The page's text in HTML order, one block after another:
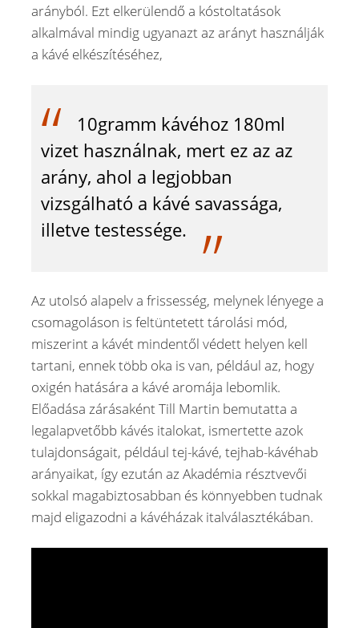
arányból. Ezt elkerülendő a kóstoltatások
alkalmával mindig ugyanazt az arányt használják
a kávé elkészítéséhez,
10gramm kávéhoz 180ml
vizet használnak, mert ez az az
arány, ahol a legjobban
vizsgálható a kávé savassága,
illetve testessége.
Az utolsó alapelv a frissesség, melynek lényege a
csomagoláson is feltüntetett tárolási mód,
miszerint a kávét mindentől védett helyen kell
tartani, ennek több oka is van, például az, hogy
oxigén hatására a kávé aromája lebomlik.
Előadása zárásaként Till Martin bemutatta a
legalapvetőbb kávés italokat, ismertette azok
tulajdonságait, például tej-kávé, tejhab-kávéhab
arányaikat, így ezután az Akadémia résztvevői
sokkal magabiztosabban és könnyebben tudnak
majd eligazodni a kávéházak italválasztékában.